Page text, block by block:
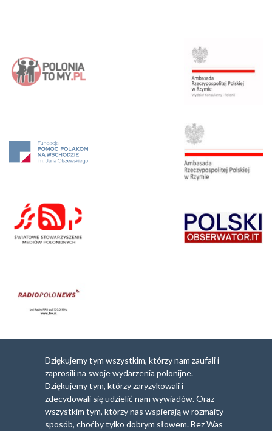
Dziękujemy tym wszystkim, którzy nam zaufali i
zaprosili na swoje wydarzenia polonijne.
Dziękujemy tym, którzy zaryzykowali i
zdecydowali się udzielić nam wywiadów. Oraz
wszystkim tym, którzy nas wspierają w rozmaity
sposób, choćby tylko dobrym słowem. Bez Was